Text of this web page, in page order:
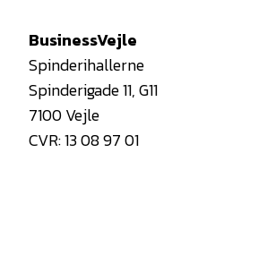
BusinessVejle
Spinderihallerne
Spinderigade 11, G11
7100 Vejle
CVR: 13 08 97 01